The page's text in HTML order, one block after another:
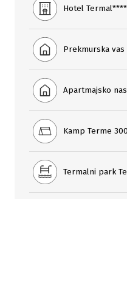
Hotel Termal****
Prekmurska vas
Apartmajsko
Kamp Terme
Termalni park